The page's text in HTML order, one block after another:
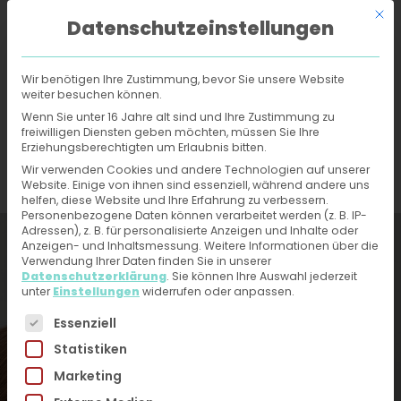
Online-Hautarzt›Wiki›
Zweitmeinung
Jetzt ärztliche Hilfe bei Hautproblemen erhalten –
Fotos hochladen, kurzen Fragebogen ausfüllen.
Du erhältst direkt innerhalb von 24h eine
Diagnose und Therapieplan von unseren
HautärztInnen. Kein Videogespräch, kein Warten
und ohne Termin.
Hautarzt-Diagnose < 24 Stunden
Mit
Datenschutzeinstellungen
Wir benötigen Ihre Zustimmung, bevor Sie unsere Website
weiter besuchen können.
Wenn Sie unter 16 Jahre alt sind und Ihre Zustimmung zu
freiwilligen Diensten geben möchten, müssen Sie Ihre
Erziehungsberechtigten um Erlaubnis bitten.
Wir verwenden Cookies und andere Technologien auf unserer
Website. Einige von ihnen sind essenziell, während andere uns
helfen, diese Website und Ihre Erfahrung zu verbessern.
Personenbezogene Daten können verarbeitet werden (z. B. IP-
Adressen), z. B. für personalisierte Anzeigen und Inhalte oder
Anzeigen- und Inhaltsmessung. Weitere Informationen über die
Verwendung Ihrer Daten finden Sie in unserer
Datenschutzerklärung. Sie können Ihre Auswahl jederzeit
unterEinstellungen widerrufen oder anpassen.
Es folgt eine Liste der Service-Gruppen, für die eine
Essenziell
Statistiken
Marketing